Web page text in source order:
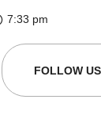
7:33 pm
FOLLOW